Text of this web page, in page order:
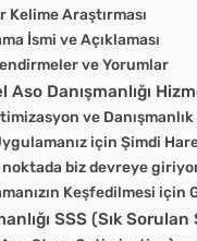
Kelime Araştırması
İsmi ve Açıklaması
ve Yorumlar
Aso Danışmanlığı
ve
için Şimdi
noktada biz devreye
Keşfedilmesi için
SSS (Sık